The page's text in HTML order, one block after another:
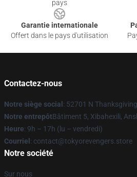
pays
Garantie internationale
Offert dans le pays d'utilisation
Contactez-nous
Notre siège social : 52701 N
Notre entrepôtBâtiment 5, Xibahexili,
Heure: 9h – 17h (lu – vendredi)
Courriel : contact@tokyorevengers.store
Notre société
Sur nous